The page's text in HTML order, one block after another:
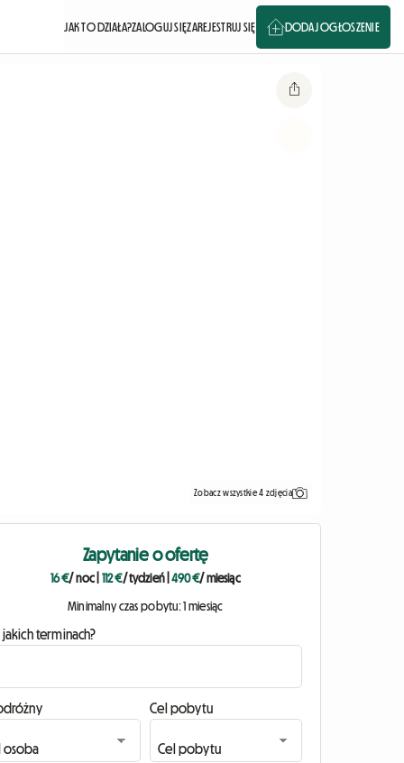
JAK TO DZIAŁA?ZALOGUJ SIĘZAREJESTRUJ SIĘ DODAJ OGŁOSZENIE
Zobacz wszystkie 4 zdjęcia
Zapytanie o ofertę
16 €/ noc 112 €/ tydzień|490 €/ miesiąc
Minimalny czas pobytu: 1 miesiąc
jakich terminach?
Cel pobytu